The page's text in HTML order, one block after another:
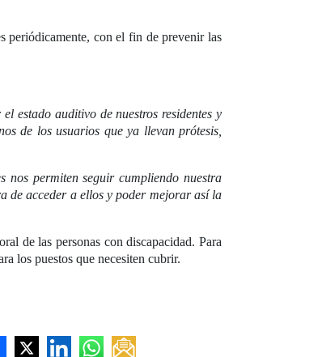
periódicamente, con el fin de prevenir las
estado auditivo de nuestros residentes y
de los usuarios que ya llevan prótesis,
nos permiten seguir cumpliendo nuestra
de acceder a ellos y poder mejorar así la
de las personas con discapacidad. Para
los puestos que necesiten cubrir.